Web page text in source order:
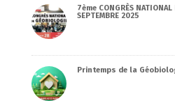
7ème CONGRÈS
SEPTEMBRE 2025
Printemps de la